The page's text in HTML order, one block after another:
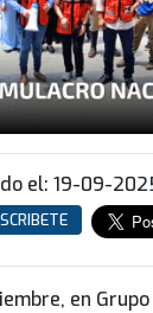
el: 19-09-
en Grupo